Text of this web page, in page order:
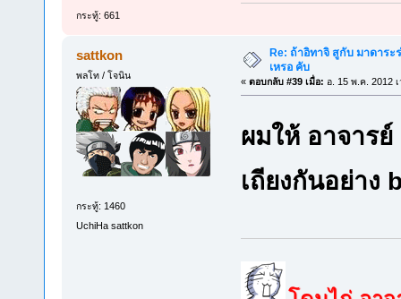
กระทู้: 661
sattkon
พลโท / โจนิน
กระทู้: 1460
UchiHa sattkon
Re: ถ้าอิทาจิ สูกับ มาดาระ
เหรอ คับ
« ตอบกลับ #39 เมื่อ: อ. 15 พ.ค. 2012
ผมให้ อาจา
เถียงกันอย่าง